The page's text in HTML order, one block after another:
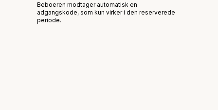
Beboeren modtager automatisk en
adgangskode, som kun virker i den reserverede
periode.